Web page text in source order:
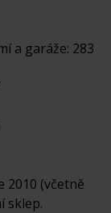
a garáže: 283
2010 (včetně
sklep.